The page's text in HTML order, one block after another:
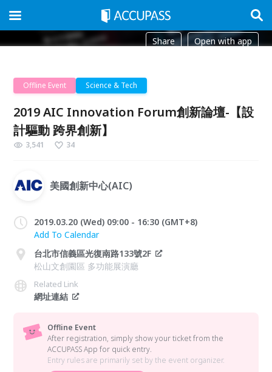
Share Open with app
Offline Event Science & Tech
2019 AIC Innovation Forum創新論壇-【設
計驅動 跨界創新】
3,541 34
美國創新中心(AIC)
2019.03.20 (Wed) 09:00 - 16:30 (GMT+8)
Add To Calendar
台北市信義區光復南路133號2F
松山文創園區 多功能展演廳
Related Link
網址連結
Offline Event
After registration, simply show your ticket from the
ACCUPASS App for quick entry.
Entry rules are primarily set by the event organizer.